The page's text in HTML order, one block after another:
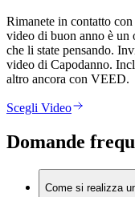
Rimanete in contatto
video di buon anno è un
che li state pensando.
video di Capodanno.
altro ancora con VEED.
Scegli Video
Domande
Come si realizza